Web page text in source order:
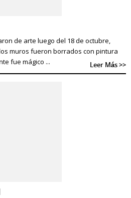
de arte luego del 18 de octubre,
muros fueron borrados con pintura
fue mágico ...
Leer Más >>